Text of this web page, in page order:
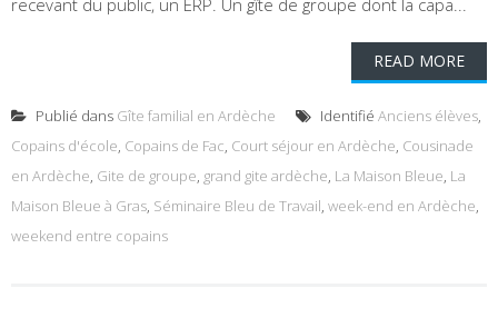
recevant du public, un ERP. Un gîte de groupe dont la capa...
READ MORE
Publié dans Gîte familial en Ardèche Identifié Anciens élèves,
Copains d'école, Copains de Fac, Court séjour en Ardèche, Cousinade
en Ardèche, Gite de groupe, grand gite ardèche, La Maison Bleue, La
Maison Bleue à Gras, Séminaire Bleu de Travail, week-end en Ardèche,
weekend entre copains